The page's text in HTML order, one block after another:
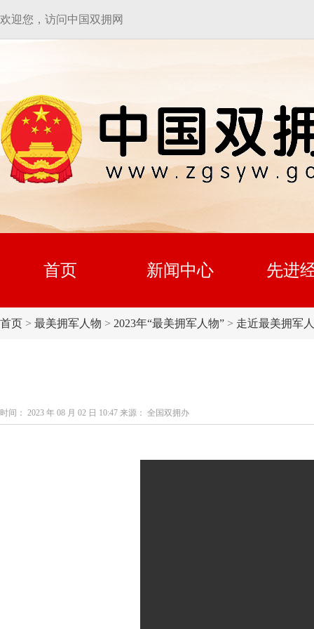
欢迎您，访问中国双拥网
首页 新闻中心 先进
首页 > 最美拥军人物 > 2023年“最美拥军人物” > 走近最美拥军
时间： 2023 年 08 月 02 日 10:47 来源： 全国双拥办